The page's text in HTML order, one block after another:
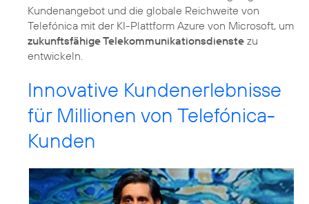
Kundenangebot und die globale Reichweite von
Telefónica mit der KI-Plattform Azure von Microsoft, um
zukunftsfähige Telekommunikationsdienste zu
entwickeln.
Innovative Kundenerlebnisse
für Millionen von Telefónica-
Kunden